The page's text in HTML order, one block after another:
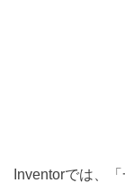
Inventorでは、